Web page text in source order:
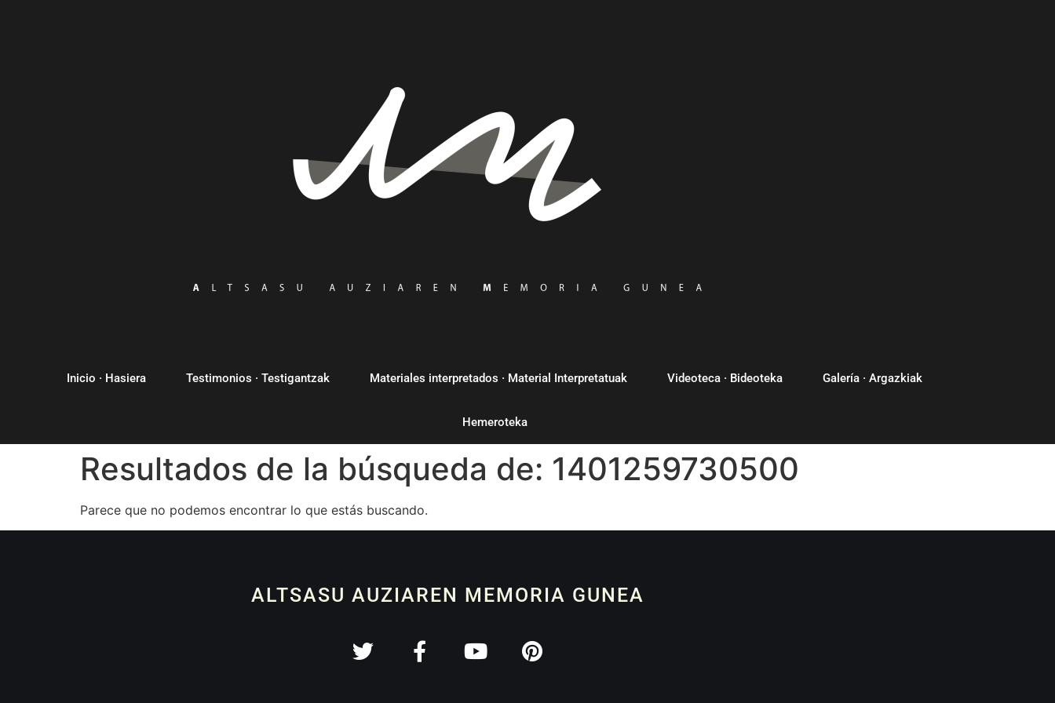
Inicio · Hasiera Testimonios · Testigantzak Materiales interpretados · Material Interpretatuak Videoteca · Bideoteka Galería · Argazkiak
Hemeroteka
Resultados de la búsqueda de: 1401259730500
Parece que no podemos encontrar lo que estás buscando.
ALTSASU AUZIAREN MEMORIA GUNEA